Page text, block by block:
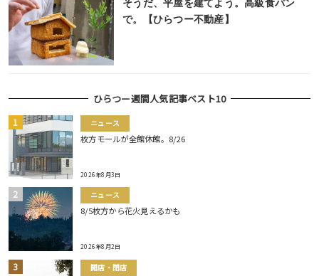
そうだ、平屋を建てよう。高級食パン
で。【ひらつー不動産】
ひらつー週間人気記事ベスト10
ニュース
枚方モールが全館休館。8/26
2026年8月3日
ニュース
8/5枚方から花火見えるかも
2026年8月2日
開店・閉店